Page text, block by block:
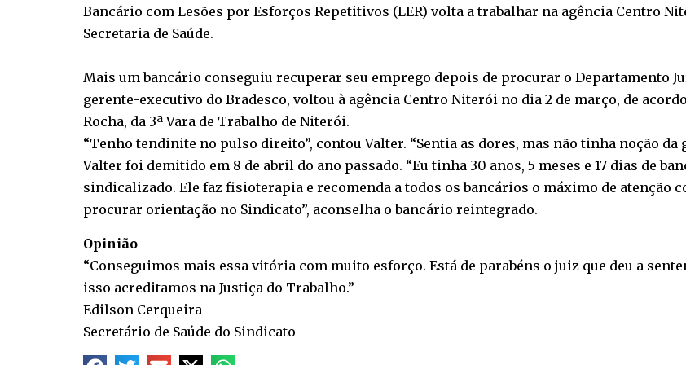
Bancário com Lesões por Esforços Repetitivos (LER) volta a trabalhar na agência Centro
Secretaria de Saúde.
Mais um bancário conseguiu recuperar seu emprego depois de procurar o Departamento
gerente-executivo do Bradesco, voltou à agência Centro Niterói no dia 2 de março, de
Rocha, da 3ª Vara de Trabalho de Niterói.
“Tenho tendinite no pulso direito”, contou Valter. “Sentia as dores, mas não tinha noção da
Valter foi demitido em 8 de abril do ano passado. “Eu tinha 30 anos, 5 meses e 17 dias de
sindicalizado. Ele faz fisioterapia e recomenda a todos os bancários o máximo de atenção
procurar orientação no Sindicato”, aconselha o bancário reintegrado.
Opinião
“Conseguimos mais essa vitória com muito esforço. Está de parabéns o juiz que deu a
isso acreditamos na Justiça do Trabalho.”
Edilson Cerqueira
Secretário de Saúde do Sindicato